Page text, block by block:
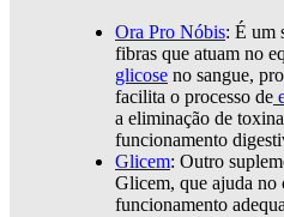
Ora Pro Nóbis: É um
fibras que atuam no
glicose no sangue,
facilita o processo de
a eliminação de
funcionamento
Glicem: Outro
Glicem, que ajuda no
funcionamento